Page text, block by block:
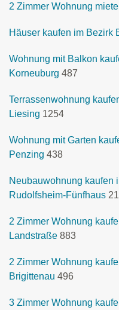
2 Zimmer Wohnung
Häuser kaufen im Bezirk
Wohnung mit Balkon
Korneuburg 487
Terrassenwohnung
Liesing 1254
Wohnung mit Garten
Penzing 438
Neubauwohnung kaufen
Rudolfsheim-Fünfhaus
2 Zimmer Wohnung
Landstraße 883
2 Zimmer Wohnung
Brigittenau 496
3 Zimmer Wohnung